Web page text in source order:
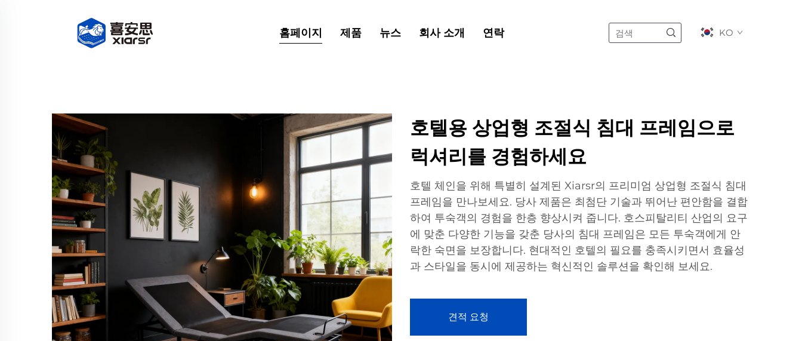
홈페이지 제품 뉴스 회사 소개 연락 KO
호텔용 상업형 조절식 침대 프레임으로
럭셔리를 경험하세요
호텔 체인을 위해 특별히 설계된 Xiarsr의 프리미엄 상업형 조절식 침대
프레임을 만나보세요. 당사 제품은 최첨단 기술과 뛰어난 편안함을 결합
하여 투숙객의 경험을 한층 향상시켜 줍니다. 호스피탈리티 산업의 요구
에 맞춘 다양한 기능을 갖춘 당사의 침대 프레임은 모든 투숙객에게 안
락한 숙면을 보장합니다. 현대적인 호텔의 필요를 충족시키면서 효율성
과 스타일을 동시에 제공하는 혁신적인 솔루션을 확인해 보세요.
견적 요청